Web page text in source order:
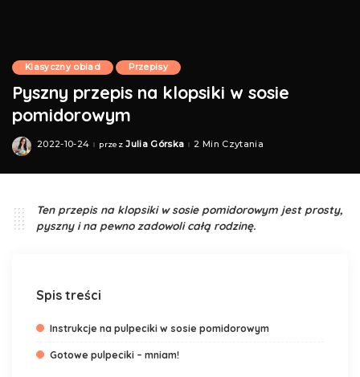
Klasyczny obiad Przepisy
Pyszny przepis na klopsiki w sosie
pomidorowym
2022-10-24Posted
przez Julia Górska 2 Min Czytania
Ten przepis na klopsiki w sosie pomidorowym jest prosty,
pyszny i na pewno zadowoli całą rodzinę.
Spis treści
Instrukcje na pulpeciki w sosie pomidorowym
Gotowe pulpeciki – mniam!